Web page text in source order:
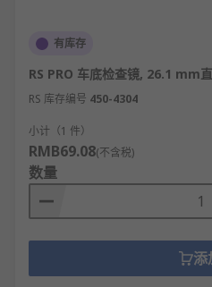
有库存
RS PRO 车底检查镜, 26.1 mm
RS 库存编号 450-4304
小计（1 件）
RMB69.08(不含税)
数量
添